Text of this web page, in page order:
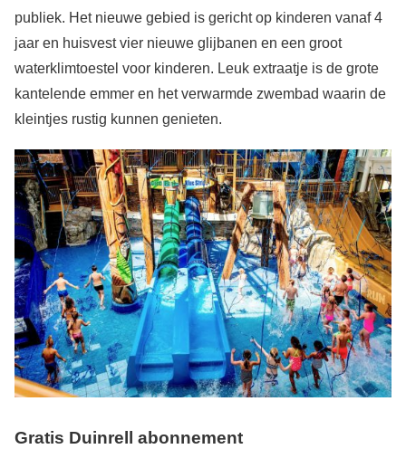
publiek. Het nieuwe gebied is gericht op kinderen vanaf 4
jaar en huisvest vier nieuwe glijbanen en een groot
waterklimtoestel voor kinderen. Leuk extraatje is de grote
kantelende emmer en het verwarmde zwembad waarin de
kleintjes rustig kunnen genieten.
Gratis Duinrell abonnement